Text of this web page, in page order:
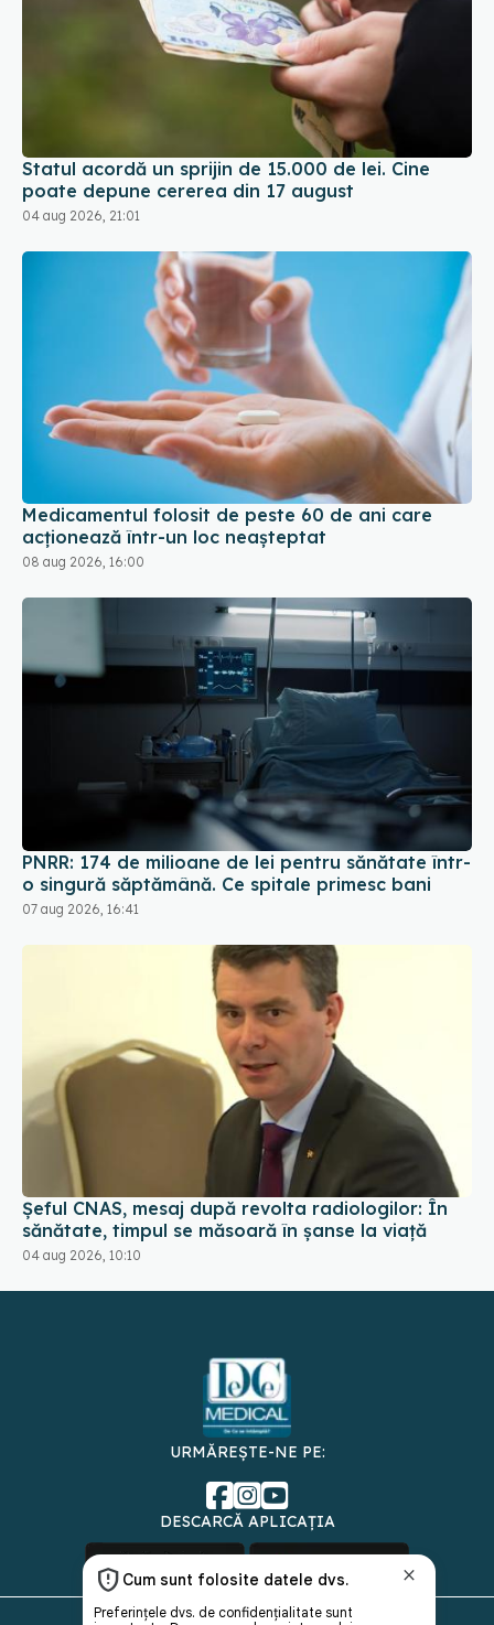
Statul acordă un sprijin de 15.000 de lei. Cine
poate depune cererea din 17 august
04 aug 2026, 21:01
Medicamentul folosit de peste 60 de ani care
acționează într-un loc neașteptat
08 aug 2026, 16:00
PNRR: 174 de milioane de lei pentru sănătate într-
o singură săptămână. Ce spitale primesc bani
07 aug 2026, 16:41
Șeful CNAS, mesaj după revolta radiologilor: În
sănătate, timpul se măsoară în șanse la viață
04 aug 2026, 10:10
URMĂREȘTE-NE PE:
DESCARCĂ APLICAȚIA